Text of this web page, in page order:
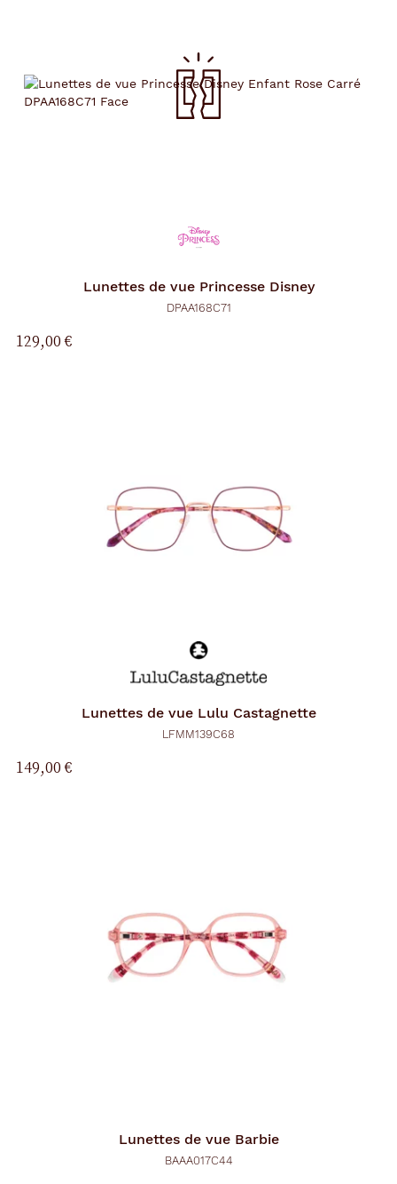
Lunettes de vue Princesse Disney
DPAA168C71
129,00 €
Lunettes de vue Lulu Castagnette
LFMM139C68
149,00 €
Lunettes de vue Barbie
BAAA017C44